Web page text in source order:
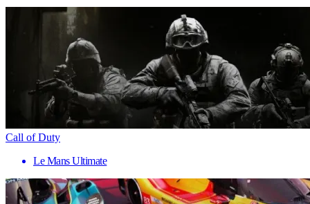
Call of Duty
Le Mans Ultimate